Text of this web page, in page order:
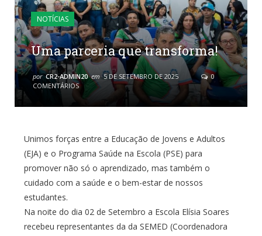
NOTÍCIAS
Uma parceria que transforma!
por CR2-ADMIN20 em 5 DE SETEMBRO DE 2025
0
COMENTÁRIOS
Unimos forças entre a Educação de Jovens e Adultos
(EJA) e o Programa Saúde na Escola (PSE) para
promover não só o aprendizado, mas também o
cuidado com a saúde e o bem-estar de nossos
estudantes.
Na noite do dia 02 de Setembro a Escola Elísia Soares
recebeu representantes da da SEMED (Coordenadora